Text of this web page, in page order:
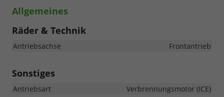
Allgemeines
Räder & Technik
Antriebsachse Frontantrieb
Sonstiges
Antriebsart
Verbrennungsmotor (ICE)